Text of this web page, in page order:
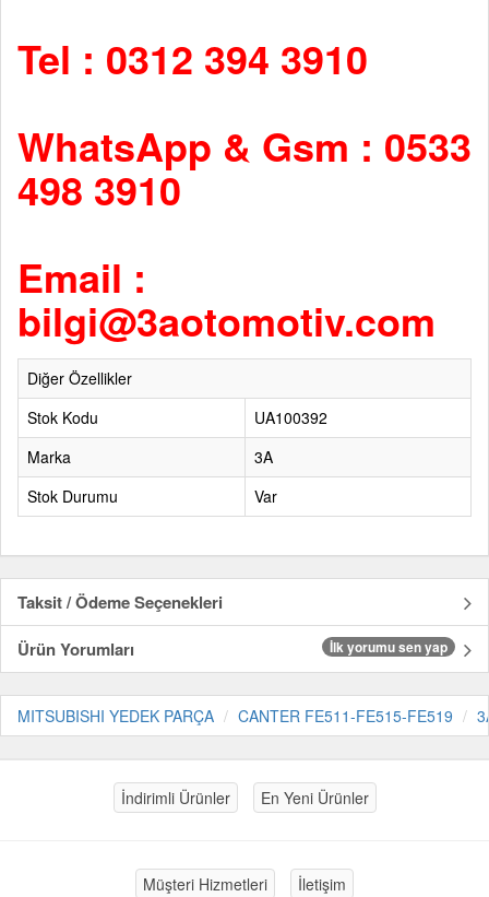
Tel : 0312 394 3910
WhatsApp & Gsm : 0533
498 3910
Email :
bilgi@3aotomotiv.com
Diğer Özellikler
Stok Kodu
UA100392
Marka
3A
Stok Durumu
Var
Taksit / Ödeme Seçenekleri
Ürün Yorumları
İlk yorumu sen yap
MITSUBISHI YEDEK PARÇA CANTER FE511-FE515-FE519
İndirimli Ürünler En Yeni Ürünler
Müşteri Hizmetleri İletişim